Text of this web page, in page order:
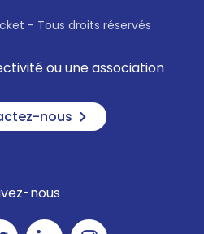
- Tous droits réservés
ou une association
nous
nous